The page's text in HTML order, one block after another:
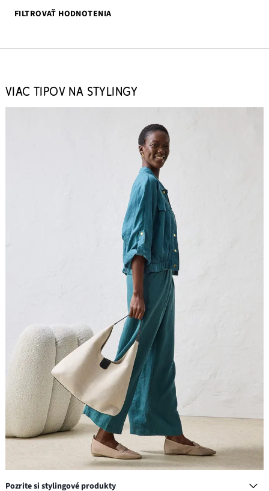
FILTROVAŤ HODNOTENIA
VIAC TIPOV NA STYLINGY
Pozrite si stylingové produkty